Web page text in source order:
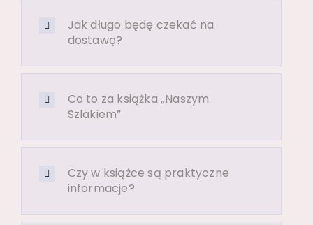
Jak długo będę czekać na
dostawę?
Co to za książka „Naszym
Szlakiem”
Czy w książce są praktyczne
informacje?